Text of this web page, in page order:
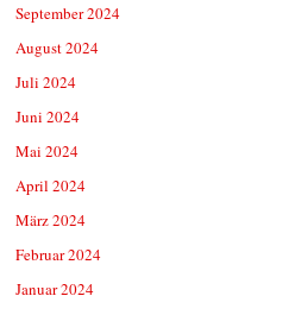
September 2024
August 2024
Juli 2024
Juni 2024
Mai 2024
April 2024
März 2024
Februar 2024
Januar 2024